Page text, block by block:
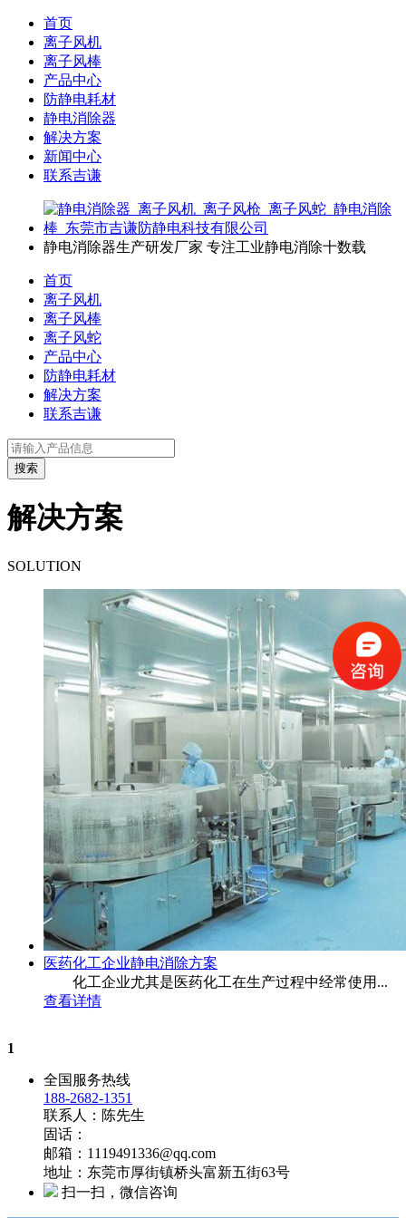
首页
离子风机
离子风棒
产品中心
防静电耗材
静电消除器
解决方案
新闻中心
联系吉谦
静电消除器生产研发厂家 专注工业静电消除十数载
首页
离子风机
离子风棒
离子风蛇
产品中心
防静电耗材
解决方案
联系吉谦
解决方案
SOLUTION
医药化工企业静电消除方案
化工企业尤其是医药化工在生产过程中经常使用...
查看详情
1
全国服务热线
188-2682-1351
联系人：陈先生
固话：
邮箱：1119491336@qq.com
地址：东莞市厚街镇桥头富新五街63号
扫一扫，微信咨询